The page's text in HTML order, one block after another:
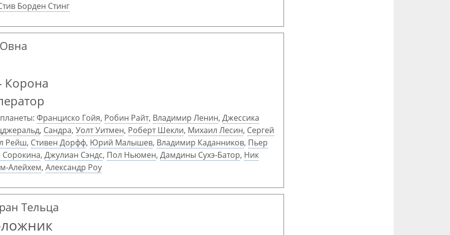
Борден Стинг
Корона
Франциско Гойя, Робин Райт, Владимир Ленин, Джессика
, Сандра, Уолт Уитмен, Роберт Шекли, Михаил Лесин, Сергей
Рейш, Стивен Дорфф, Юрий Малышев, Владимир Каданников, Пьер
Сорокина, Джулиан Сэндс, Пол Ньюмен, Дамдины Сухэ-Батор, Ник
Алейхем, Александр Роу
Тельца